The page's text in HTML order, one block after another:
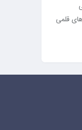
قلمی، باتری‌های قلمی